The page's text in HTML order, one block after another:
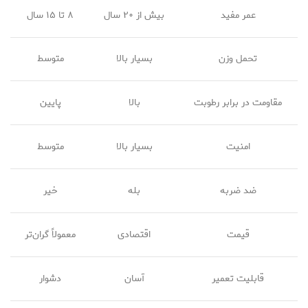
عمر مفید بیش از ۲۰ سال ۸ تا ۱۵ سال
تحمل وزن بسیار بالا متوسط
مقاومت در برابر رطوبت بالا پایین
امنیت بسیار بالا متوسط
ضد ضربه بله خیر
قیمت اقتصادی معمولاً گران‌تر
قابلیت تعمیر آسان دشوار